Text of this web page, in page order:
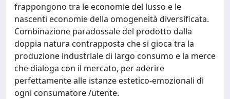
frappongono tra le economie del lusso e le
nascenti economie della omogeneità diversificata.
Combinazione paradossale del prodotto dalla
doppia natura contrapposta che si gioca tra la
produzione industriale di largo consumo e la merce
che dialoga con il mercato, per aderire
perfettamente alle istanze estetico-emozionali di
ogni consumatore /utente.